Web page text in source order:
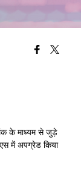
के माध्यम से जुड़े
में अपग्रेड किया